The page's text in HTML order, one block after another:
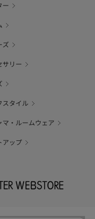
ー
ズ
サリー
スタイル
マ・ルームウェア
アップ